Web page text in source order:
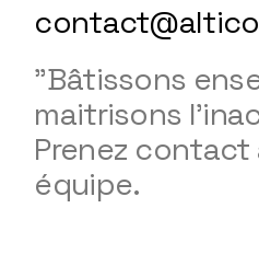
"Bâtissons
maitrisons
Prenez contact
équipe.